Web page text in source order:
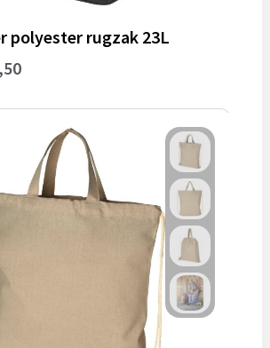
polyester rugzak 23L